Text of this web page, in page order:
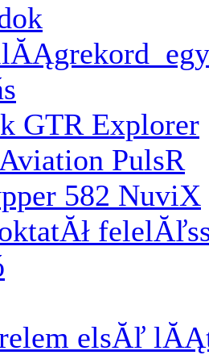
GTR Explorer
PulsR
582 NuviX
elsĂľ